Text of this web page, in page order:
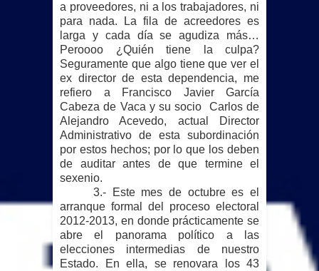
a proveedores, ni a los trabajadores, ni
para nada. La fila de acreedores es
larga y cada día se agudiza más…
Peroooo ¿Quién tiene la culpa?
Seguramente que algo tiene que ver el
ex director de esta dependencia, me
refiero a Francisco Javier García
Cabeza de Vaca y su socio Carlos de
Alejandro Acevedo, actual Director
Administrativo de esta subordinación
por estos hechos; por lo que los deben
de auditar antes de que termine el
sexenio.
3.- Este mes de octubre es el
arranque formal del proceso electoral
2012-2013, en donde prácticamente se
abre el panorama político a las
elecciones intermedias de nuestro
Estado. En ella, se renovara los 43